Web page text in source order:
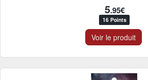
5.95€
16 Points
Voir le produit